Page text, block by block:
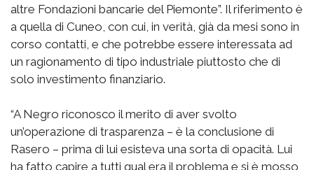
altre Fondazioni bancarie del Piemonte”. Il riferimento è
a quella di Cuneo, con cui, in verità, già da mesi sono in
corso contatti, e che potrebbe essere interessata ad
un ragionamento di tipo industriale piuttosto che di
solo investimento finanziario.
“A Negro riconosco il merito di aver svolto
un’operazione di trasparenza – è la conclusione di
Rasero – prima di lui esisteva una sorta di opacità. Lui
ha fatto capire a tutti qual era il problema e si è mosso